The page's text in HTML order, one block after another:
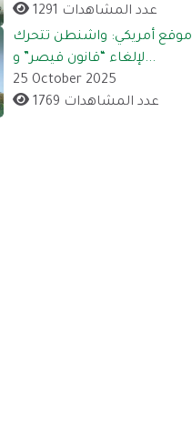
1291 عدد المشاهدات
موقع أمريكي: واشنطن تتحرك
لإلغاء “قانون قيصر” و...
25 October 2025
1769 عدد المشاهدات